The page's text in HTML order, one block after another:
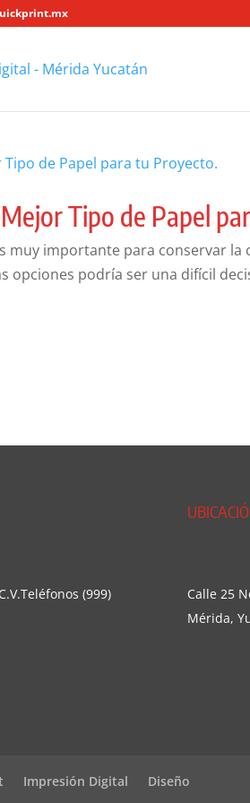
Tipo de Papel
muy importante para conservar
opciones podría ser una difícil
(999)
Calle 25
Mérida,
Impresión Digital Diseño